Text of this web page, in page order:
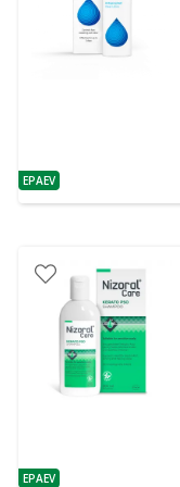
nõuanne
EPAEV
EPAEV